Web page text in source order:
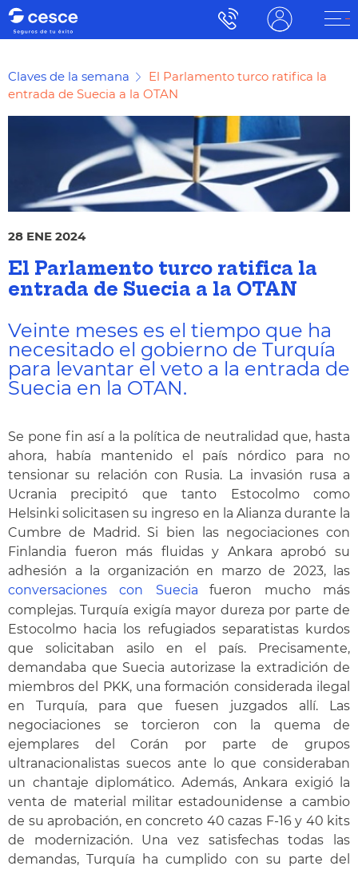
Claves de la semana
El Parlamento turco ratifica la
entrada de Suecia a la OTAN
28 ENE 2024
El Parlamento turco ratifica la
entrada de Suecia a la OTAN
Veinte meses es el tiempo que ha
necesitado el gobierno de Turquía
para levantar el veto a la entrada de
Suecia en la OTAN.
Se pone fin así a la política de neutralidad que, hasta
ahora, había mantenido el país nórdico para no
tensionar su relación con Rusia. La invasión rusa a
Ucrania precipitó que tanto Estocolmo como
Helsinki solicitasen su ingreso en la Alianza durante la
Cumbre de Madrid. Si bien las negociaciones con
Finlandia fueron más fluidas y Ankara aprobó su
adhesión a la organización en marzo de 2023, las
conversaciones con Suecia
fueron mucho más
complejas. Turquía exigía mayor dureza por parte de
Estocolmo hacia los refugiados separatistas kurdos
que solicitaban asilo en el país. Precisamente,
demandaba que Suecia autorizase la extradición de
miembros del PKK, una formación considerada ilegal
en Turquía, para que fuesen juzgados allí. Las
negociaciones se torcieron con la quema de
ejemplares del Corán por parte de grupos
ultranacionalistas suecos ante lo que consideraban
un chantaje diplomático. Además, Ankara exigió la
venta de material militar estadounidense a cambio
de su aprobación, en concreto 40 cazas F-16 y 40 kits
de modernización. Una vez satisfechas todas las
demandas, Turquía ha cumplido con su parte del